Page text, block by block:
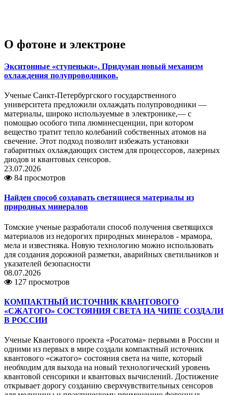
О фотоне и электроне
Экситонные «ступеньки». Придуман новый механизм
охлаждения полупроводников.
Ученые Санкт-Петербургского государственного
университета предложили охлаждать полупроводники —
материалы, широко используемые в электронике,— с
помощью особого типа люминесценции, при котором
вещество тратит тепло колебаний собственных атомов на
свечение. Этот подход позволит избежать установки
габаритных охлаждающих систем для процессоров, лазерных
диодов и квантовых сенсоров.
23.07.2026
84 просмотров
Найден способ создавать светящиеся материалы из
природных минералов
Томские ученые разработали способ получения светящихся
материалов из недорогих природных минералов - мрамора,
мела и известняка. Новую технологию можно использовать
для создания дорожной разметки, аварийных светильников и
указателей безопасности
08.07.2026
127 просмотров
КОМПАКТНЫЙ ИСТОЧНИК КВАНТОВОГО
«СЖАТОГО» СОСТОЯНИЯ СВЕТА НА ЧИПЕ СОЗДАЛИ
В РОССИИ
Ученые Квантового проекта «Росатома» первыми в России и
одними из первых в мире создали компактный источник
квантового «сжатого» состояния света на чипе, который
необходим для выхода на новый технологический уровень
квантовой сенсорики и квантовых вычислений. Достижение
открывает дорогу созданию сверхчувствительных сенсоров